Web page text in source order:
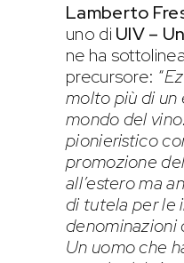
Lamberto
uno di UIV –
ne ha
precursore: “
molto più di un
mondo del
pionieristico
promozione
all’estero ma
di tutela per le
denominazioni
Un uomo che